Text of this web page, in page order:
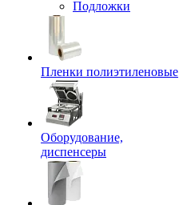
Подложки
Пленки полиэтиленовые
Оборудование,
диспенсеры